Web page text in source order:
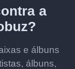
a
e álbuns
álbuns,